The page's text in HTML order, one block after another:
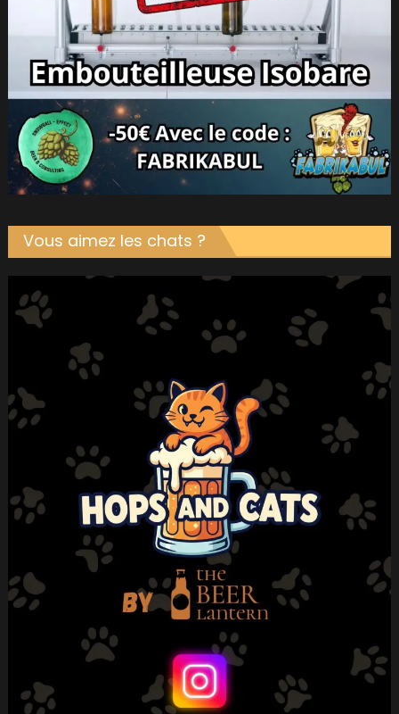
Vous aimez les chats ?